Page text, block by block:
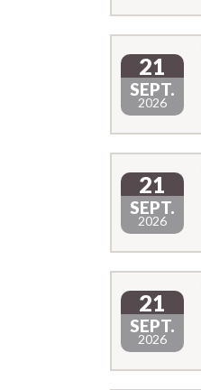
21
SEPT.
2026
21
SEPT.
2026
21
SEPT.
2026